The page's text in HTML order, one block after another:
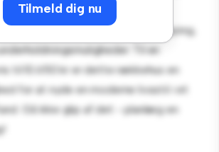
Tilmeld dig nu
og underholdning. Med sin
vil du være tæt på shopping,
Til en
til 10.650 kr er dette rækkehus en
for at nyde en moderne livsstil i et
Gå ikke glip af det - planlæg en